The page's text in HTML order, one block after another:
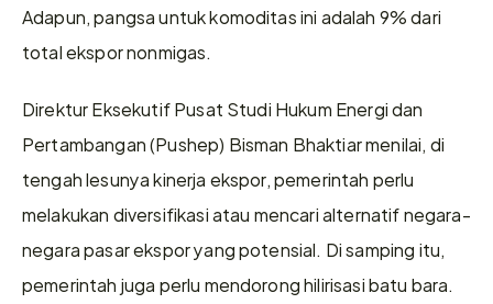
Adapun, pangsa untuk komoditas ini adalah 9% dari
total ekspor nonmigas.
Direktur Eksekutif Pusat Studi Hukum Energi dan
Pertambangan (Pushep) Bisman Bhaktiar menilai, di
tengah lesunya kinerja ekspor, pemerintah perlu
melakukan diversifikasi atau mencari alternatif negara-
negara pasar ekspor yang potensial. Di samping itu,
pemerintah juga perlu mendorong hilirisasi batu bara.